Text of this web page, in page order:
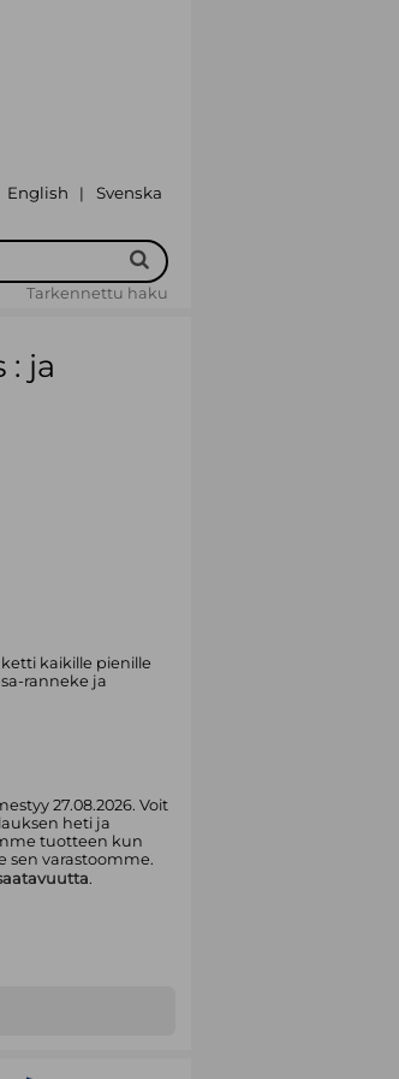
English | Svenska
Tarkennettu haku
: ja
kaikille pienille
ranneke ja
27.08.2026. Voit
heti ja
tuotteen kun
sen varastoomme.
.